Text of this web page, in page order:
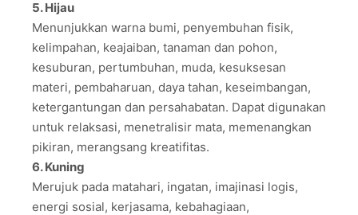
5. Hijau
Menunjukkan warna bumi, penyembuhan fisik,
kelimpahan, keajaiban, tanaman dan pohon,
kesuburan, pertumbuhan, muda, kesuksesan
materi, pembaharuan, daya tahan, keseimbangan,
ketergantungan dan persahabatan. Dapat digunakan
untuk relaksasi, menetralisir mata, memenangkan
pikiran, merangsang kreatifitas.
6. Kuning
Merujuk pada matahari, ingatan, imajinasi logis,
energi sosial, kerjasama, kebahagiaan,